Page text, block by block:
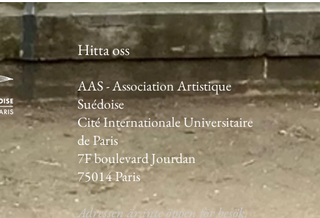
Hitta oss
AAS - Association Artistique
Suédoise
Cité Internationale Universitaire
de Paris
7F boulevard Jourdan
75014 Paris
Adressen är inte öppen för besök.